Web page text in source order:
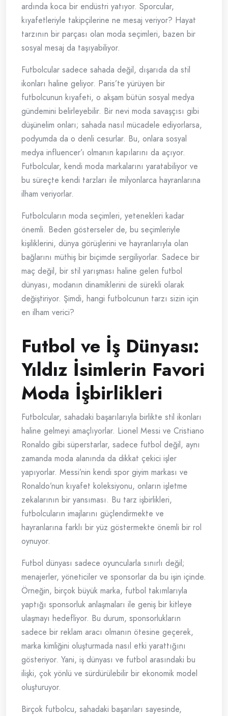
ardında koca bir endüstri yatıyor. Sporcular,
kıyafetleriyle takipçilerine ne mesaj veriyor? Hayat
tarzının bir parçası olan moda seçimleri, bazen bir
sosyal mesaj da taşıyabiliyor.
Futbolcular sadece sahada değil, dışarıda da stil
ikonları haline geliyor. Paris’te yürüyen bir
futbolcunun kıyafeti, o akşam bütün sosyal medya
gündemini belirleyebilir. Bir nevi moda savaşçısı gibi
düşünelim onları; sahada nasıl mücadele ediyorlarsa,
podyumda da o denli cesurlar. Bu, onlara sosyal
medya influencer’ı olmanın kapılarını da açıyor.
Futbolcular, kendi moda markalarını yaratabiliyor ve
bu süreçte kendi tarzları ile milyonlarca hayranlarına
ilham veriyorlar.
Futbolcuların moda seçimleri, yetenekleri kadar
önemli. Beden gösterseler de, bu seçimleriyle
kişiliklerini, dünya görüşlerini ve hayranlarıyla olan
bağlarını müthiş bir biçimde sergiliyorlar. Sadece bir
maç değil, bir stil yarışması haline gelen futbol
dünyası, modanın dinamiklerini de sürekli olarak
değiştiriyor. Şimdi, hangi futbolcunun tarzı sizin için
en ilham verici?
Futbol ve İş Dünyası:
Yıldız İsimlerin Favori
Moda İşbirlikleri
Futbolcular, sahadaki başarılarıyla birlikte stil ikonları
haline gelmeyi amaçlıyorlar. Lionel Messi ve Cristiano
Ronaldo gibi süperstarlar, sadece futbol değil, aynı
zamanda moda alanında da dikkat çekici işler
yapıyorlar. Messi’nin kendi spor giyim markası ve
Ronaldo’nun kıyafet koleksiyonu, onların işletme
zekalarının bir yansıması. Bu tarz işbirlikleri,
futbolcuların imajlarını güçlendirmekte ve
hayranlarına farklı bir yüz göstermekte önemli bir rol
oynuyor.
Futbol dünyası sadece oyuncularla sınırlı değil;
menajerler, yöneticiler ve sponsorlar da bu işin içinde.
Örneğin, birçok büyük marka, futbol takımlarıyla
yaptığı sponsorluk anlaşmaları ile geniş bir kitleye
ulaşmayı hedefliyor. Bu durum, sponsorlukların
sadece bir reklam aracı olmanın ötesine geçerek,
marka kimliğini oluşturmada nasıl etki yarattığını
gösteriyor. Yani, iş dünyası ve futbol arasındaki bu
ilişki, çok yönlü ve sürdürülebilir bir ekonomik model
oluşturuyor.
Birçok futbolcu, sahadaki başarıları sayesinde,